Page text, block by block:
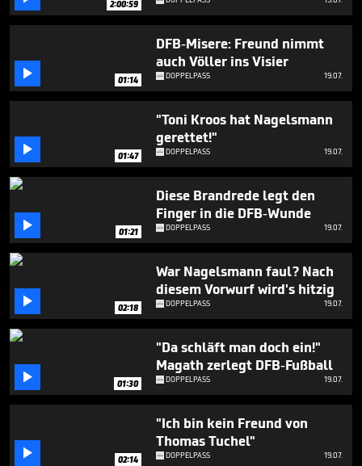
13
2:00:59
 01:14
DFB-Misere: Freund nimmt
auch Völler ins Visier
DOPPELPASS 19.07.
 01:47
"Toni Kroos hat Nagelsmann
gerettet!"
DOPPELPASS 19.07.
 01:21
Diese Brandrede legt den
Finger in die DFB-Wunde
DOPPELPASS 19.07.
 02:18
War Nagelsmann faul? Nach
diesem Vorwurf wird's hitzig
DOPPELPASS 19.07.
 01:30
"Da schläft man doch ein!"
Magath zerlegt DFB-Fußball
DOPPELPASS 19.07.
 02:14
"Ich bin kein Freund von
Thomas Tuchel"
DOPPELPASS 19.07.